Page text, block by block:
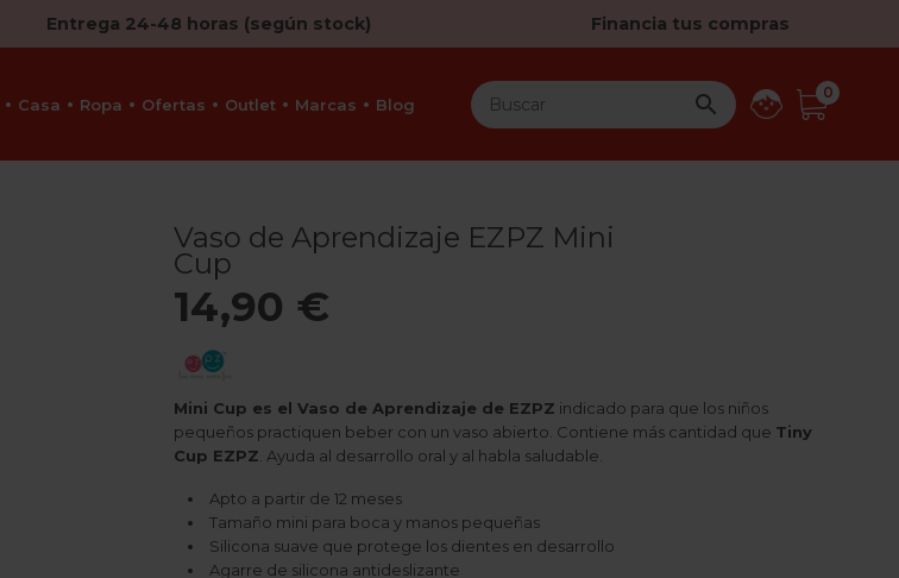
Entrega 24-48 horas (según stock) Financia tus compras
Casa Ropa Ofertas Outlet Marcas Blog  0
Vaso de Aprendizaje EZPZ Mini
Cup
14,90 €
Mini Cup es el Vaso de Aprendizaje de EZPZ indicado para que los niños
pequeños practiquen beber con un vaso abierto. Contiene más cantidad que Tiny
Cup EZPZ . Ayuda al desarrollo oral y al habla saludable.
Apto a partir de 12 meses
Tamaño mini para boca y manos pequeñas
Silicona suave que protege los dientes en desarrollo
Agarre de silicona antideslizante